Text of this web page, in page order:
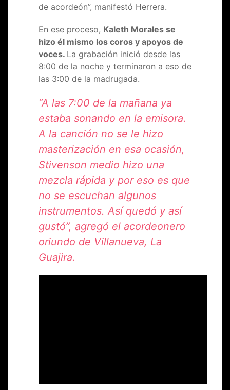
CRÉDITOS
Un producto original de PRIMERA LÍNEA
de acordeón”, manifestó Herrera.
En ese proceso, Kaleth Morales se
hizo él mismo los coros y apoyos de
voces. La grabación inició desde las
8:00 de la noche y terminaron a eso de
las 3:00 de la madrugada.
“A las 7:00 de la mañana ya
estaba sonando en la emisora.
A la canción no se le hizo
masterización en esa ocasión,
Stivenson medio hizo una
mezcla rápida y por eso es que
no se escuchan algunos
instrumentos. Así quedó y así
gustó”, agregó el acordeonero
oriundo de Villanueva, La
Guajira.